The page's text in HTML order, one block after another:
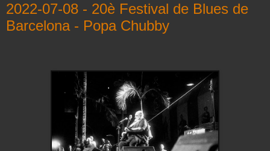
2022-07-08 - 20è Festival de Blues de
Barcelona - Popa Chubby